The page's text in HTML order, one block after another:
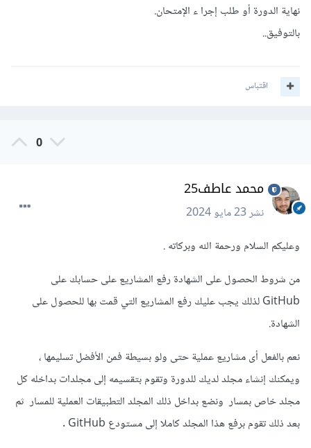
نهاية الدورة أو طلب إجرا ء الإمتحان.
بالتوفيق..
اقتباس
0
محمد عاطف25
نشر23 مايو 2024
وعليكم السلام ورحمة الله وبركاته .
من شروط الحصول على الشهادة رفع المشاريع على حسابك على
GitHub لذلك يجب عليك رفع المشاريع التي قمت بها للحصول على
الشهادة.
نعم بالفعل أى مشاريع عملية حتى ولو بسيطة فمن الأفضل تسليمها ،
ويمكنك إنشاء مجلد لديك للدورة وتقوم بتقسيمه إلى مجلدات بداخله كل
مجلد خاص بمسار ونضع بداخل ذلك المجلد التطبيقات العملية للمسار ثم
بعد ذلك تقوم برفع هذا المجلد كاملا إلى مستودع GitHub .